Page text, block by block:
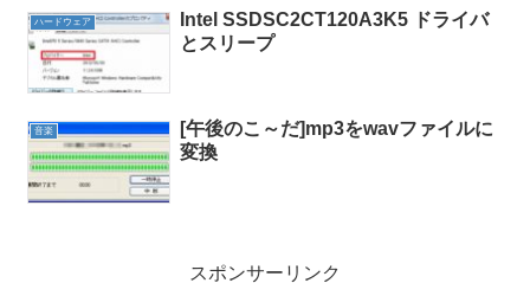
ハードウェア
Intel SSDSC2CT120A3K5 ドライバ
とスリープ
音楽
[午後のこ～だ]mp3をwavファイルに
変換
スポンサーリンク